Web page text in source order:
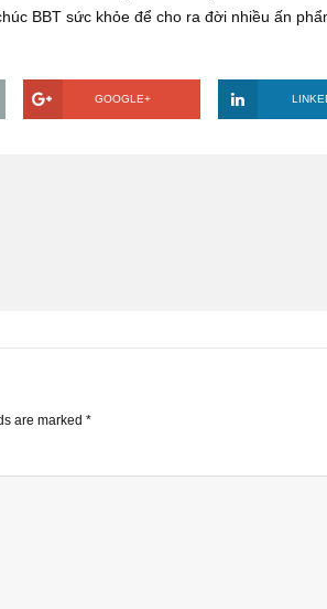
nghiệp nói riêng. Mình thấy BBT khá
(mình không paste link vào đây đc).
thành như mình cũng như đánh giá
ơn và chúc BBT sức khỏe để cho ra đời